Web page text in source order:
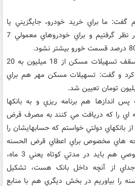
ما براي خريد خودرو، ‌جايگزيني يا
فرسوده، ‌10 ميليون تومان در نظر گرفتيم و براي خودروهاي معمولي 7
بهمني نکته بعدي را افزايش‌ سقف تسهيلات مسکن از 18 ميليون به 20
کرد و گفت: تسهيلات مسکن مهر هم براي
اندازها هم برنامه ريزي و به بانکها
اي را که دريافت مي کنند به مصرف قرض
بانکهاي دولتي خواستم که حسابهايشان را
هاي مخصوص براي اعطاي قرض الحسنه
استفاده کنند، بانک هاي خصوصي هم بايد در مدتي کوتاه يعني 3 ماه،
از آنچه داخل بانک هست، ‌تشکيل
را بياوريم در بخش ديگري هم با منابع